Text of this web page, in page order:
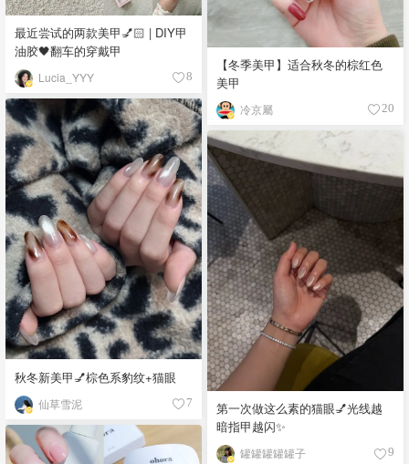
最近尝试的两款美甲💅🏻 | DIY甲
油胶🖤翻车的穿戴甲
Lucia_YYY 8
【冬季美甲】适合秋冬的棕红色
美甲
冷京屬 20
秋冬新美甲💅棕色系豹纹+猫眼
仙草雪泥 7
第一次做这么素的猫眼💅光线越
暗指甲越闪✨
罐罐罐罐罐子 9